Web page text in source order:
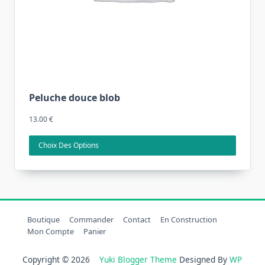
Peluche douce blob
13.00€
Choix Des Options
Ce
a
plusieurs
variations.
Les
peuvent
choisies
Boutique Commander Contact
En Construction
Mon Compte
Panier
Copyright © 2026 Yuki Blogger Theme Designed By WP